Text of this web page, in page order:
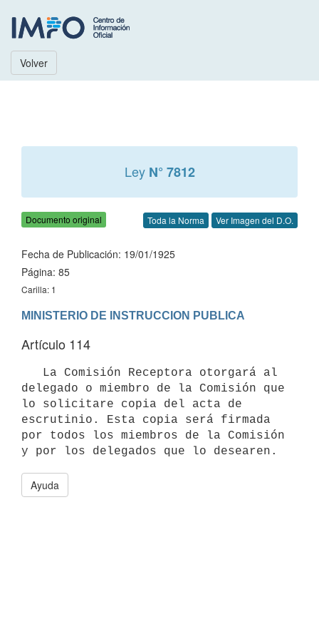
Volver
Ley N° 7812
Documento original Toda la Norma Ver Imagen del D.O.
Fecha de Publicación: 19/01/1925
Página: 85
Carilla: 1
MINISTERIO DE INSTRUCCION PUBLICA
Artículo 114
delegado o miembro de la Comisión que
lo solicitare copia del acta de
escrutinio. Esta copia será firmada
por todos los miembros de la Comisión
y por los delegados que lo desearen.
Ayuda